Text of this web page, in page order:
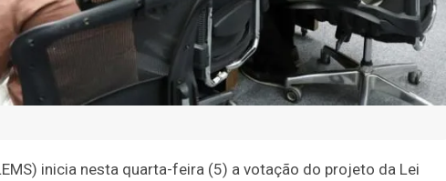
inicia nesta quarta-feira (5) a votação do projeto da Lei